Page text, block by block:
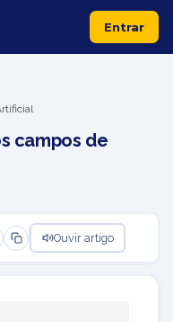
Entrar
campos de
Ouvir artigo